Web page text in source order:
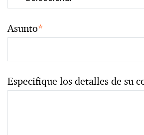
Asunto*
Especifique los detalles de su